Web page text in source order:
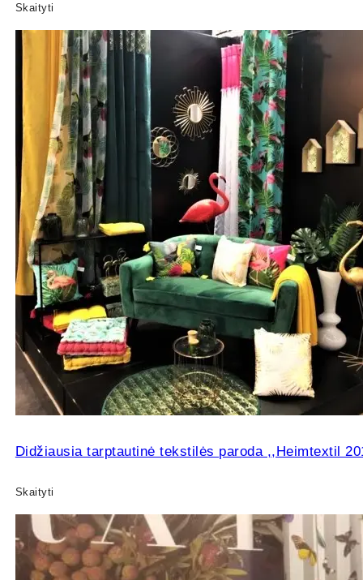
Skaityti
Didžiausia tarptautinė tekstilės paroda ,,Heimtextil
Skaityti